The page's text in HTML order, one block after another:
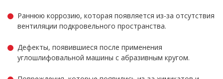
Раннюю коррозию, которая появляется из-за отсутствия
вентиляции подкровельного пространства.
Дефекты, появившиеся после применения
углошлифовальной машины с абразивным кругом.